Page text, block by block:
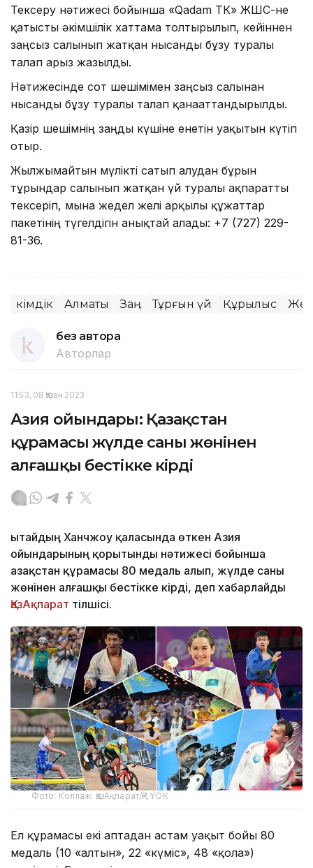
Тексеру нәтижесі бойынша «Qadam ТК» ЖШС-не
қатысты әкімшілік хаттама толтырылып, кейіннен
заңсыз салынып жатқан нысанды бұзу туралы
талап арыз жазылды.
Нәтижесінде сот шешімімен заңсыз салынған
нысанды бұзу туралы талап қанағаттандырылды.
Қазір шешімнің заңды күшіне енетін уақытын күтіп
отыр.
Жылжымайтын мүлікті сатып алудан бұрын
тұрғындар салынып жатқан үй туралы ақпаратты
тексеріп, мына жедел желі арқылы құжаттар
пакетінің түгелдігін анықтай алады: +7 (727) 229-
81-36.
Әкімдік Алматы Заң Тұрғын үй Құрылыс
без автора
Авторлар
11:53, 08 Қазан 2023
Азия ойындары: Қазақстан
құрамасы жүлде саны жөнінен
алғашқы бестікке кірді
Қытайдың Ханчжоу қаласында өткен Азия
ойындарының қорытынды нәтижесі бойынша
Қазақстан құрамасы 80 медаль алып, жүлде саны
жөнінен алғашқы бестікке кірді, деп хабарлайды
ҚазАқпарат тілшісі.
Фото: Коллаж: ҚазАқпарат/ҚР ҰОК
Ел құрамасы екі аптадан астам уақыт бойы 80
медаль (10 «алтын», 22 «күміс», 48 «қола»)